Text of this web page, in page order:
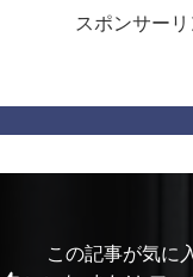
スポンサーリ
この記事が気に